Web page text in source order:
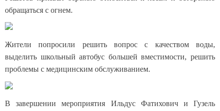
обращаться с огнем.
Жители попросили решить вопрос с качеством воды,
выделить школьный автобус большей вместимости, решить
проблемы с медицинским обслуживанием.
В завершении мероприятия Ильдус Фатихович и Гузель